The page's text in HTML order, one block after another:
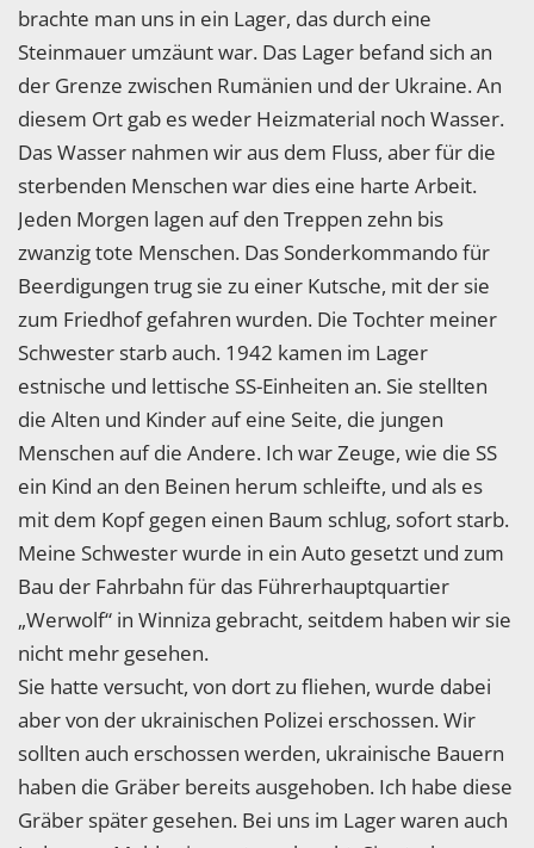
brachte man uns in ein Lager, das durch eine
Steinmauer umzäunt war. Das Lager befand sich an
der Grenze zwischen Rumänien und der Ukraine. An
diesem Ort gab es weder Heizmaterial noch Wasser.
Das Wasser nahmen wir aus dem Fluss, aber für die
sterbenden Menschen war dies eine harte Arbeit.
Jeden Morgen lagen auf den Treppen zehn bis
zwanzig tote Menschen. Das Sonderkommando für
Beerdigungen trug sie zu einer Kutsche, mit der sie
zum Friedhof gefahren wurden. Die Tochter meiner
Schwester starb auch. 1942 kamen im Lager
estnische und lettische SS-Einheiten an. Sie stellten
die Alten und Kinder auf eine Seite, die jungen
Menschen auf die Andere. Ich war Zeuge, wie die SS
ein Kind an den Beinen herum schleifte, und als es
mit dem Kopf gegen einen Baum schlug, sofort starb.
Meine Schwester wurde in ein Auto gesetzt und zum
Bau der Fahrbahn für das Führerhauptquartier
„Werwolf“ in Winniza gebracht, seitdem haben wir sie
nicht mehr gesehen.
Sie hatte versucht, von dort zu fliehen, wurde dabei
aber von der ukrainischen Polizei erschossen. Wir
sollten auch erschossen werden, ukrainische Bauern
haben die Gräber bereits ausgehoben. Ich habe diese
Gräber später gesehen. Bei uns im Lager waren auch